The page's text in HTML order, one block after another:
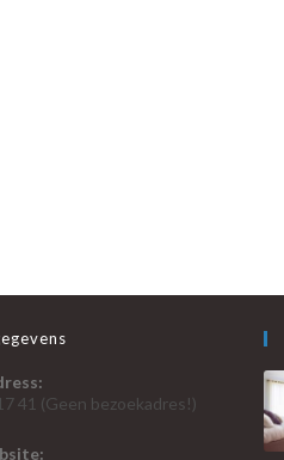
41 (Geen bezoekadres!)